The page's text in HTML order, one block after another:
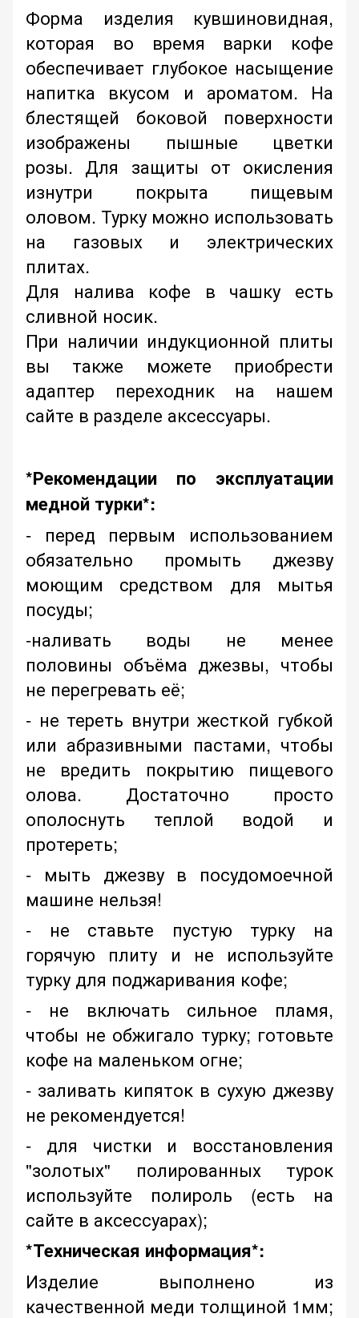
Форма изделия кувшиновидная,
которая во время варки кофе
обеспечивает глубокое насыщение
напитка вкусом и ароматом. На
блестящей боковой поверхности
изображены пышные цветки
розы. Для защиты от окисления
изнутри покрыта пищевым
оловом. Турку можно использовать
на газовых и электрических
плитах.
Для налива кофе в чашку есть
сливной носик.
При наличии индукционной плиты
вы также можете приобрести
адаптер переходник на нашем
сайте в разделе аксессуары.
*Рекомендации по эксплуатации
медной турки*:
- перед первым использованием
обязательно промыть джезву
моющим средством для мытья
посуды;
-наливать воды не менее
половины объёма джезвы, чтобы
не перегревать её;
- не тереть внутри жесткой губкой
или абразивными пастами, чтобы
не вредить покрытию пищевого
олова. Достаточно просто
ополоснуть теплой водой и
протереть;
- мыть джезву в посудомоечной
машине нельзя!
- не ставьте пустую турку на
горячую плиту и не используйте
турку для поджаривания кофе;
- не включать сильное пламя,
чтобы не обжигало турку; готовьте
кофе на маленьком огне;
- заливать кипяток в сухую джезву
не рекомендуется!
- для чистки и восстановления
"золотых" полированных турок
используйте полироль (есть на
сайте в аксессуарах);
*Техническая информация*:
Изделие выполнено из
качественной меди толщиной 1мм;